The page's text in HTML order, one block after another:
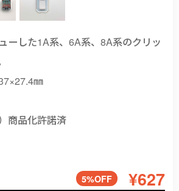
ーした1A系、6A系、8A系のクリッ
㎜
商品化許諾済
5%OFF ¥627